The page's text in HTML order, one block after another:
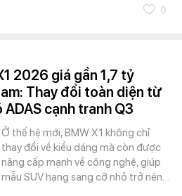
0
2026 giá gần 1,7 tỷ
Thay đổi toàn diện từ
cạnh tranh Q3
Ở thế hệ mới, BMW X1 không chỉ
thay đổi về kiểu dáng mà còn được
nâng cấp mạnh về công nghệ, giúp
mẫu SUV hạng sang cỡ nhỏ trở nên…